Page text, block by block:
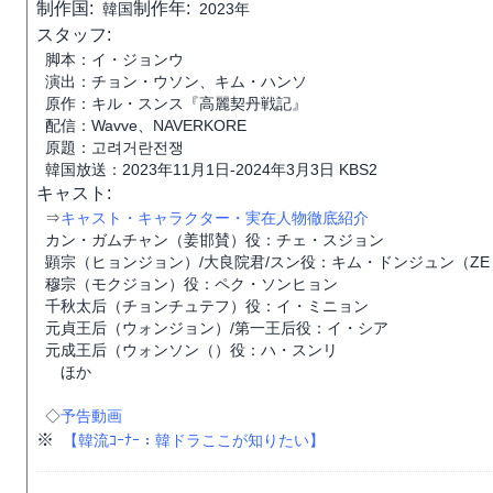
制作国: 韓国制作年: 2023年
スタッフ:
脚本：イ・ジョンウ
演出：チョン・ウソン、キム・ハンソ
原作：キル・スンス『高麗契丹戦記』
配信：Wavve、NAVERKORE
原題：고려거란전쟁
韓国放送：2023年11月1日-2024年3月3日 KBS2
キャスト:
⇒キャスト・キャラクター・実在人物徹底紹介
カン・ガムチャン（姜邯賛）役：チェ・スジョン
顕宗（ヒョンジョン）/大良院君/スン役：キム・ドンジュン（ZE
穆宗（モクジョン）役：ペク・ソンヒョン
千秋太后（チョンチュテフ）役：イ・ミニョン
元貞王后（ウォンジョン）/第一王后役：イ・シア
元成王后（ウォンソン（）役：ハ・スンリ
ほか
◇予告動画
※ 【韓流ｺｰﾅｰ：韓ドラここが知りたい】